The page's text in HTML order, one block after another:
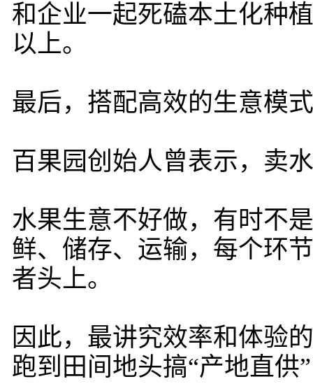
和企业一起死磕本土化种
以上。
最后，搭配高效的生意模
百果园创始人曾表示，卖
水果生意不好做，有时不
鲜、储存、运输，每个环
者头上。
因此，最讲究效率和体验
跑到田间地头搞“产地直供